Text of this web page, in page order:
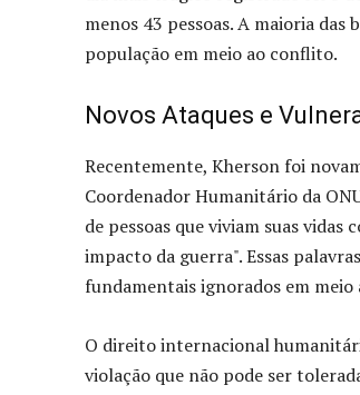
menos 43 pessoas. A maioria
população em meio ao conflito.
Novos Ataques e
Recentemente, Kherson foi
Coordenador Humanitário da
de pessoas que viviam suas
impacto da guerra". Essas
fundamentais ignorados em meio
O direito internacional
violação que não pode ser